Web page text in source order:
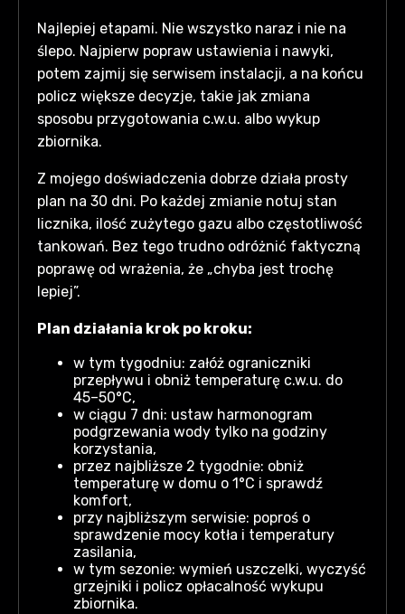
Najlepiej etapami. Nie wszystko naraz i nie na
ślepo. Najpierw popraw ustawienia i nawyki,
potem zajmij się serwisem instalacji, a na końcu
policz większe decyzje, takie jak zmiana
sposobu przygotowania c.w.u. albo wykup
zbiornika.
Z mojego doświadczenia dobrze działa prosty
plan na 30 dni. Po każdej zmianie notuj stan
licznika, ilość zużytego gazu albo częstotliwość
tankowań. Bez tego trudno odróżnić faktyczną
poprawę od wrażenia, że „chyba jest trochę
lepiej”.
Plan działania krok po kroku:
w tym tygodniu: załóż ograniczniki
przepływu i obniż temperaturę c.w.u. do
45–50°C,
w ciągu 7 dni: ustaw harmonogram
podgrzewania wody tylko na godziny
korzystania,
przez najbliższe 2 tygodnie: obniż
temperaturę w domu o 1°C i sprawdź
komfort,
przy najbliższym serwisie: poproś o
sprawdzenie mocy kotła i temperatury
zasilania,
w tym sezonie: wymień uszczelki, wyczyść
grzejniki i policz opłacalność wykupu
zbiornika.